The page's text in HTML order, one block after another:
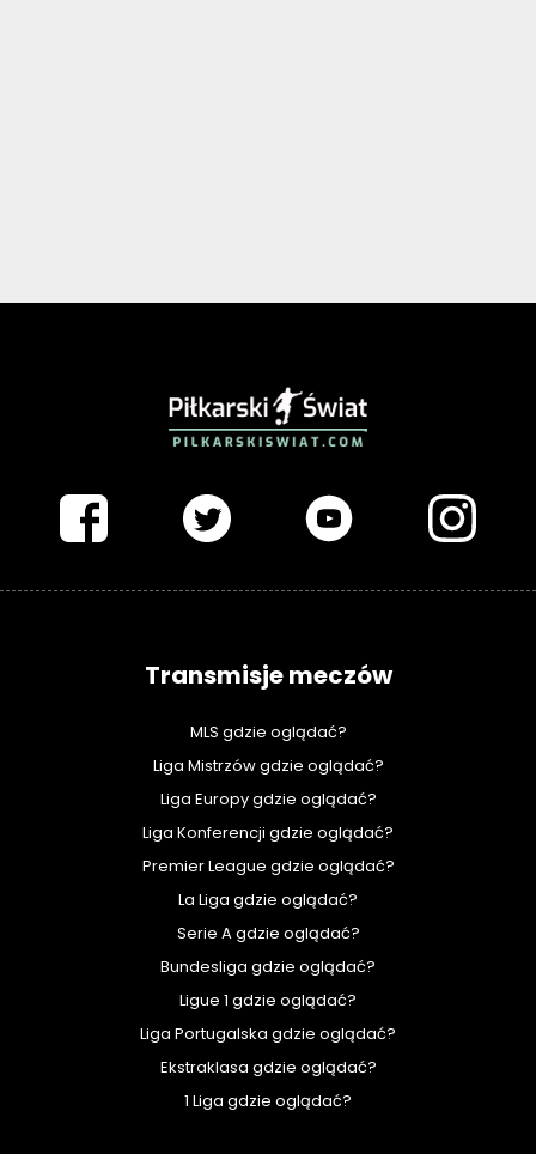
Transmisje meczów
MLS gdzie oglądać?
Liga Mistrzów gdzie oglądać?
Liga Europy gdzie oglądać?
Liga Konferencji gdzie oglądać?
Premier League gdzie oglądać?
La Liga gdzie oglądać?
Serie A gdzie oglądać?
Bundesliga gdzie oglądać?
Ligue 1 gdzie oglądać?
Liga Portugalska gdzie oglądać?
Ekstraklasa gdzie oglądać?
1 Liga gdzie oglądać?